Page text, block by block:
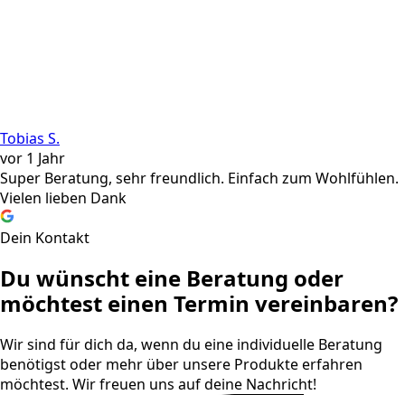
Tobias S.
vor 1 Jahr
Super Beratung, sehr freundlich. Einfach zum Wohlfühlen.
Vielen lieben Dank
Dein Kontakt
Du wünscht eine Beratung oder
möchtest einen Termin vereinbaren?
Wir sind für dich da, wenn du eine individuelle Beratung
benötigst oder mehr über unsere Produkte erfahren
möchtest. Wir freuen uns auf deine Nachricht!